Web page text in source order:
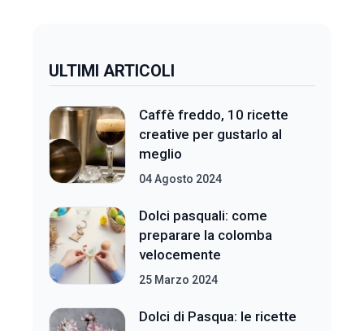
ULTIMI ARTICOLI
Caffè freddo, 10 ricette
creative per gustarlo al
meglio
04 Agosto 2024
Dolci pasquali: come
preparare la colomba
velocemente
25 Marzo 2024
Dolci di Pasqua: le ricette